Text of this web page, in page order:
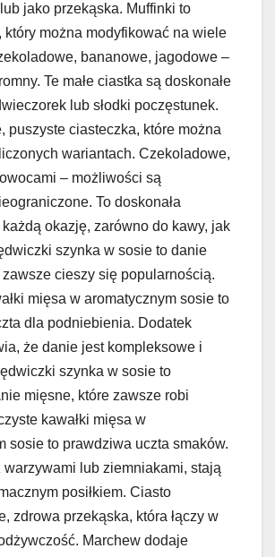
jako przekąska. Muffinki to
który można modyfikować na wiele
bananowe, jagodowe –
Te małe ciastka są doskonałe
lub słodki poczęstunek.
puszyste ciasteczka, które można
wariantach. Czekoladowe,
– możliwości są
To doskonała
okazję, zarówno do kawy, jak
szynka w sosie to danie
cieszy się popularnością.
mięsa w aromatycznym sosie to
dla podniebienia. Dodatek
że danie jest kompleksowe i
szynka w sosie to
mięsne, które zawsze robi
kawałki mięsa w
sosie to prawdziwa uczta smaków.
warzywami lub ziemniakami, stają
posiłkiem. Ciasto
zdrowa przekąska, która łączy w
Marchew dodaje